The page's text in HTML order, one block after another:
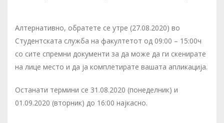
Алтернативно, обратете се утре (27.08.2020) во
Студентската служба на факултетот од 09:00 – 15:00ч
со сите спремни документи за да може да ги скенирате
на лице место и да ја комплетирате вашата апликација.
Останати термини се 31.08.2020 (понеделник) и
01.09.2020 (вторник) до 16:00 најкасно.